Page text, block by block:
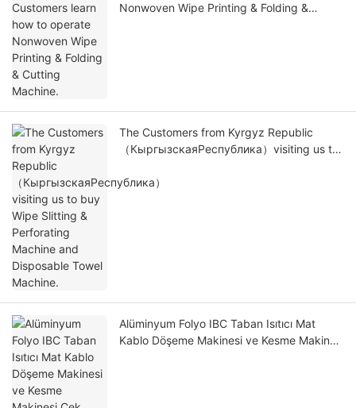
Nonwoven Wipe Printing & Folding &
The Customers from Kyrgyz Republic
（КыргызскаяРеспублика）visiting us to
and Disposable Towel Machine.
Alüminyum Folyo IBC Taban Isıtıcı Mat
Kablo Döşeme Makinesi ve Kesme Makinesi